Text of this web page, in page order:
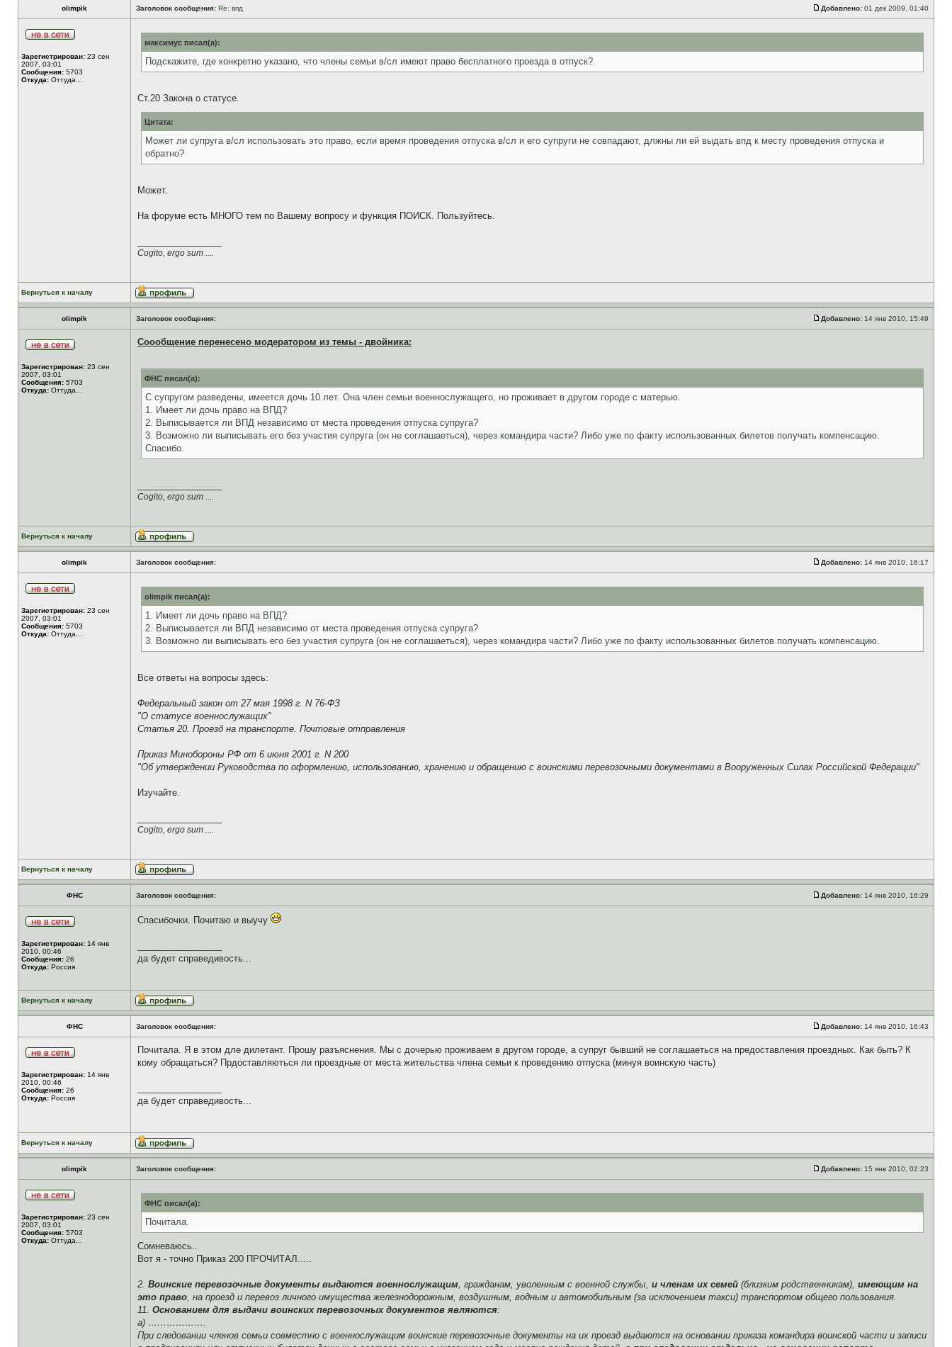
olimpik Заголовок сообщения: Re: впд Добавлено: 01 дек 2009, 01:40
Зарегистрирован: 23 сен
2007, 03:01
Сообщения: 5703
Откуда: Оттуда...
максимус писал(а):
Подскажите, где конкретно указано, что члены семьи в/сл имеют право бесплатного проезда в отпуск?
Ст.20 Закона о статусе.
Цитата:
Может ли супруга в/сл использовать это право, если время проведения отпуска в/сл и его супруги не совпадают, длжны ли ей выдать впд к месту проведения отпуска и
обратно?
Может.
На форуме есть МНОГО тем по Вашему вопросу и функция ПОИСК. Пользуйтесь.
Cogito, ergo sum ....
Вернуться к началу
olimpik Заголовок сообщения: Добавлено: 14 янв 2010, 15:49
Зарегистрирован: 23 сен
2007, 03:01
Сообщения: 5703
Откуда: Оттуда...
Соообщение перенесено модератором из темы - двойника:
ФНС писал(а):
С супругом разведены, имеется дочь 10 лет. Она член семьи военнослужащего, но проживает в другом городе с матерью.
1. Имеет ли дочь право на ВПД?
2. Выписывается ли ВПД независимо от места проведения отпуска супруга?
3. Возможно ли выписывать его без участия супруга (он не соглашаеться), через командира части? Либо уже по факту использованных билетов получать компенсацию.
Спасибо.
Cogito, ergo sum ....
Вернуться к началу
olimpik Заголовок сообщения: Добавлено: 14 янв 2010, 16:17
Зарегистрирован: 23 сен
2007, 03:01
Сообщения: 5703
Откуда: Оттуда...
olimpik писал(а):
1. Имеет ли дочь право на ВПД?
2. Выписывается ли ВПД независимо от места проведения отпуска супруга?
3. Возможно ли выписывать его без участия супруга (он не соглашаеться), через командира части? Либо уже по факту использованных билетов получать компенсацию.
Все ответы на вопросы здесь:
Федеральный закон от 27 мая 1998 г. N 76-ФЗ
"О статусе военнослужащих"
Статья 20. Проезд на транспорте. Почтовые отправления
Приказ Минобороны РФ от 6 июня 2001 г. N 200
"Об утверждении Руководства по оформлению, использованию, хранению и обращению с воинскими перевозочными документами в Вооруженных Силах Российской Федерации"
Изучайте.
Cogito, ergo sum ....
Вернуться к началу
ФНС Заголовок сообщения: Добавлено: 14 янв 2010, 16:29
Зарегистрирован: 14 янв
2010, 00:46
Сообщения: 26
Откуда: Россия
Спасибочки. Почитаю и выучу
да будет справедивость...
Вернуться к началу
ФНС Заголовок сообщения: Добавлено: 14 янв 2010, 16:43
Зарегистрирован: 14 янв
2010, 00:46
Сообщения: 26
Откуда: Россия
Почитала. Я в этом дле дилетант. Прошу разъяснения. Мы с дочерью проживаем в другом городе, а супруг бывший не соглашаеться на предоставления проездных. Как быть? К
кому обращаться? Прдоставляються ли проездные от места жительства члена семьи к проведению отпуска (минуя воинскую часть)
да будет справедивость...
Вернуться к началу
olimpik Заголовок сообщения: Добавлено: 15 янв 2010, 02:23
Зарегистрирован: 23 сен
2007, 03:01
Сообщения: 5703
Откуда: Оттуда...
ФНС писал(а):
Почитала.
Сомневаюсь..
Вот я - точно Приказ 200 ПРОЧИТАЛ.....
2. Воинские перевозочные документы выдаются военнослужащим, гражданам, уволенным с военной службы, и членам их семей (близким родственникам), имеющим на
это право, на проезд и перевоз личного имущества железнодорожным, воздушным, водным и автомобильным (за исключением такси) транспортом общего пользования.
11. Основанием для выдачи воинских перевозочных документов являются:
а) ……………….
При следовании членов семьи совместно с военнослужащим воинские перевозочные документы на их проезд выдаются на основании приказа командира воинской части и записи